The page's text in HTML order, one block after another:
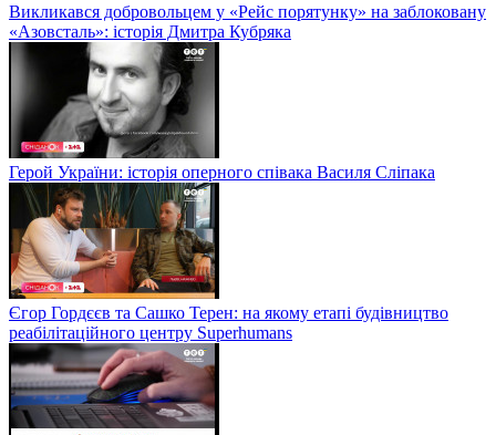
Викликався добровольцем у «Рейс порятунку» на заблоковану
«Азовсталь»: історія Дмитра Кубряка
Герой України: історія оперного співака Василя Сліпака
Єгор Гордєєв та Сашко Терен: на якому етапі будівництво
реабілітаційного центру Superhumans